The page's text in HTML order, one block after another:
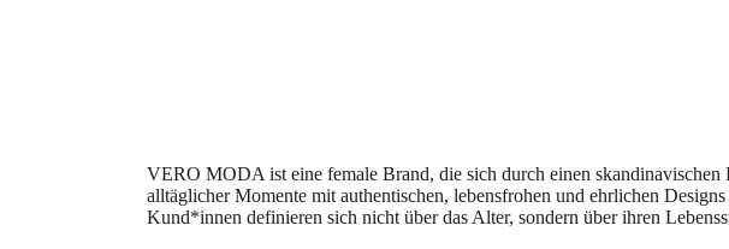
VERO MODA ist eine female Brand, die sich durch einen skandinavischen
alltäglicher Momente mit authentischen, lebensfrohen und ehrlichen
Kund*innen definieren sich nicht über das Alter, sondern über ihren